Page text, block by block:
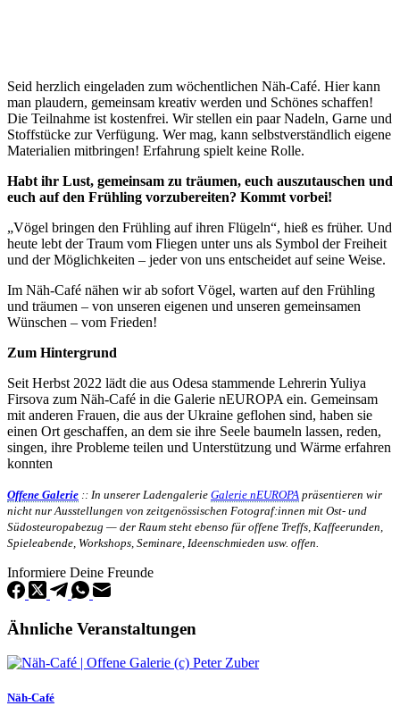
Seid herzlich eingeladen zum wöchentlichen Näh-Café. Hier kann
man plaudern, gemeinsam kreativ werden und Schönes schaffen!
Die Teilnahme ist kostenfrei. Wir stellen ein paar Nadeln, Garne und
Stoffstücke zur Verfügung. Wer mag, kann selbstverständlich eigene
Materialien mitbringen! Erfahrung spielt keine Rolle.
Habt ihr Lust, gemeinsam zu träumen, euch auszutauschen und
euch auf den Frühling vorzubereiten? Kommt vorbei!
„Vögel bringen den Frühling auf ihren Flügeln“, hieß es früher. Und
heute lebt der Traum vom Fliegen unter uns als Symbol der Freiheit
und der Möglichkeiten – jeder von uns entscheidet auf seine Weise.
Im Näh-Café nähen wir ab sofort Vögel, warten auf den Frühling
und träumen – von unseren eigenen und unseren gemeinsamen
Wünschen – vom Frieden!
Zum Hintergrund
Seit Herbst 2022 lädt die aus Odesa stammende Lehrerin Yuliya
Firsova zum Näh-Café in die Galerie nEUROPA ein. Gemeinsam
mit anderen Frauen, die aus der Ukraine geflohen sind, haben sie
einen Ort geschaffen, an dem sie ihre Seele baumeln lassen, reden,
singen, ihre Probleme teilen und Unterstützung und Wärme erfahren
konnten
Offene Galerie :: In unserer Ladengalerie Galerie nEUROPA präsentieren wir
nicht nur Ausstellungen von zeitgenössischen Fotograf:innen mit Ost- und
Südosteuropabezug — der Raum steht ebenso für offene Treffs, Kaffeerunden,
Spieleabende, Workshops, Seminare, Ideenschmieden usw. offen.
Informiere Deine Freunde
Ähnliche Veranstaltungen
Näh-Café